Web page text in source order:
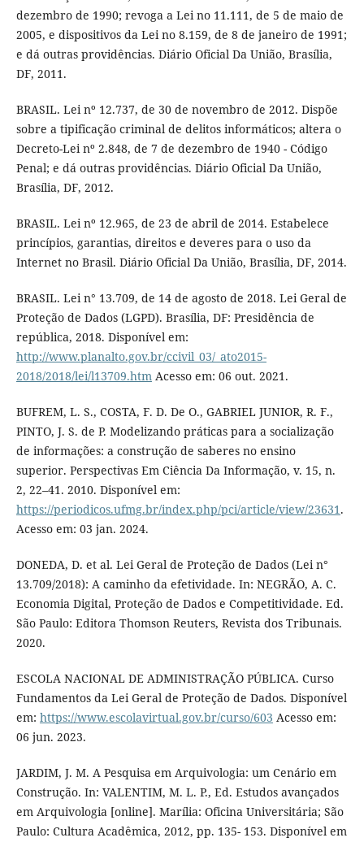
dezembro de 1990; revoga a Lei no 11.111, de 5 de maio de
2005, e dispositivos da Lei no 8.159, de 8 de janeiro de 1991;
e dá outras providências. Diário Oficial Da União, Brasília,
DF, 2011.
BRASIL. Lei nº 12.737, de 30 de novembro de 2012. Dispõe
sobre a tipificação criminal de delitos informáticos; altera o
Decreto-Lei nº 2.848, de 7 de dezembro de 1940 - Código
Penal; e dá outras providências. Diário Oficial Da União,
Brasília, DF, 2012.
BRASIL. Lei nº 12.965, de 23 de abril de 2014. Estabelece
princípios, garantias, direitos e deveres para o uso da
Internet no Brasil. Diário Oficial Da União, Brasília, DF, 2014.
BRASIL. Lei n° 13.709, de 14 de agosto de 2018. Lei Geral de
Proteção de Dados (LGPD). Brasília, DF: Presidência de
república, 2018. Disponível em:
http://www.planalto.gov.br/ccivil_03/_ato2015-
2018/2018/lei/l13709.htmAcesso em: 06 out. 2021.
BUFREM, L. S., COSTA, F. D. De O., GABRIEL JUNIOR, R. F.,
PINTO, J. S. de P. Modelizando práticas para a socialização
de informações: a construção de saberes no ensino
superior. Perspectivas Em Ciência Da Informação, v. 15, n.
2, 22–41. 2010. Disponível em:
https://periodicos.ufmg.br/index.php/pci/article/view/23631.
Acesso em: 03 jan. 2024.
DONEDA, D. et al. Lei Geral de Proteção de Dados (Lei n°
13.709/2018): A caminho da efetividade. In: NEGRÃO, A. C.
Economia Digital, Proteção de Dados e Competitividade. Ed.
São Paulo: Editora Thomson Reuters, Revista dos Tribunais.
2020.
ESCOLA NACIONAL DE ADMINISTRAÇÃO PÚBLICA. Curso
Fundamentos da Lei Geral de Proteção de Dados. Disponível
em: https://www.escolavirtual.gov.br/curso/603 Acesso em:
06 jun. 2023.
JARDIM, J. M. A Pesquisa em Arquivologia: um Cenário em
Construção. In: VALENTIM, M. L. P., Ed. Estudos avançados
em Arquivologia [online]. Marília: Oficina Universitária; São
Paulo: Cultura Acadêmica, 2012, pp. 135- 153. Disponível em